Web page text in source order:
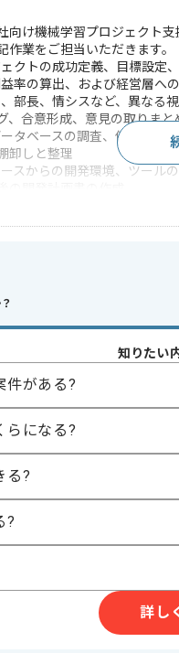
向け機械学習プロジェクト
作業をご担当いただきます。
クトの成功定義、目標設定
率の算出、および経営層へ
部長、情シスなど、異なる
、合意形成、意見の取りまと
タベースの調査、価格予測
卸しと整理
スからの開発環境、ツール
ポイント
プロジェクトの上流工程に
アとしての実装および開発経
知りたい
件がある?
らになる?
る?
?
詳し